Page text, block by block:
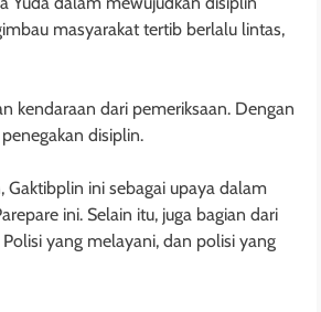
masyarakat tertib berlalu lintas,
kendaraan dari pemeriksaan. Dengan
disiplin.
Gaktibplin ini sebagai upaya dalam
ini. Selain itu, juga bagian dari
yang melayani, dan polisi yang